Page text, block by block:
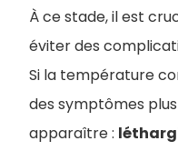
À ce stade, il est
éviter des
Si la température
des symptômes
apparaître :